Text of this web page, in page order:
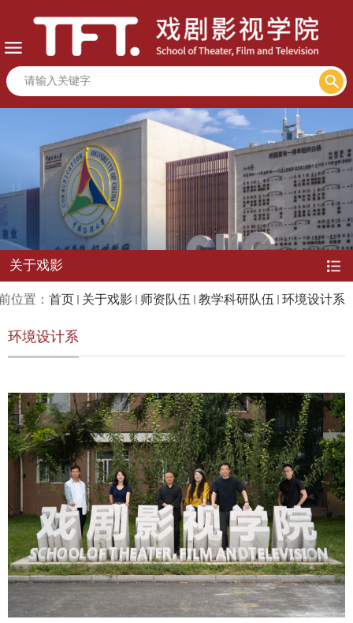
关于戏影
位置： 首页 关于戏影 师资队伍 教学科研队伍 环境设计系
环境设计系